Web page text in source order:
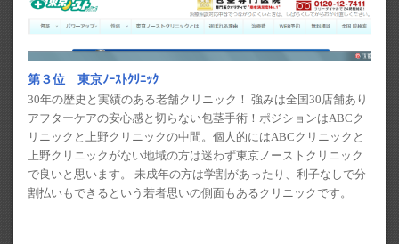
第３位 東京ﾉｰｽﾄｸﾘﾆｯｸ
30年の歴史と実績のある老舗クリニック！ 強みは全国30店舗あり
アフターケアの安心感と切らない包茎手術！ポジションはABCク
リニックと上野クリニックの中間。個人的にはABCクリニックと
上野クリニックがない地域の方は迷わず東京ノーストクリニック
で良いと思います。 未成年の方は学割があったり、利子なしで分
割払いもできるという若者思いの側面もあるクリニックです。